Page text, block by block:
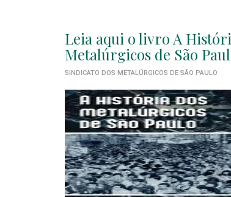
Leia aqui o livro A
Metalúrgicos de São
SINDICATO DOS METALÚRGICOS DE SÃO PAULO